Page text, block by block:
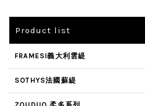
Product list
FRAMESI義大利雲緹
SOTHYS法國蘇緹